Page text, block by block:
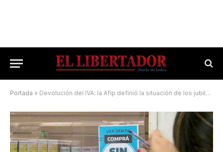
Portada » Devolución del IVA: la Afip definió la situación de los jubilados provinciales